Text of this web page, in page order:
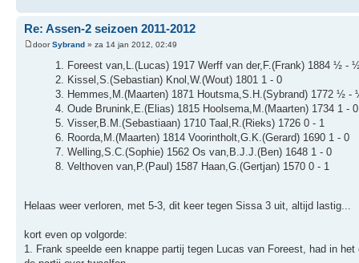
Re: Assen-2 seizoen 2011-2012
doorSybrand » za 14 jan 2012, 02:49
1. Foreest van,L.(Lucas) 1917 Werff van der,F.(Frank) 1884 ½ -
2. Kissel,S.(Sebastian) Knol,W.(Wout) 1801 1 - 0
3. Hemmes,M.(Maarten) 1871 Houtsma,S.H.(Sybrand) 1772 ½ -
4. Oude Brunink,E.(Elias) 1815 Hoolsema,M.(Maarten) 1734 1 - 0
5. Visser,B.M.(Sebastiaan) 1710 Taal,R.(Rieks) 1726 0 - 1
6. Roorda,M.(Maarten) 1814 Voorintholt,G.K.(Gerard) 1690 1 - 0
7. Welling,S.C.(Sophie) 1562 Os van,B.J.J.(Ben) 1648 1 - 0
8. Velthoven van,P.(Paul) 1587 Haan,G.(Gertjan) 1570 0 - 1
Helaas weer verloren, met 5-3, dit keer tegen Sissa 3 uit, altijd lastig...
kort even op volgorde:
1. Frank speelde een knappe partij tegen Lucas van Foreest, had in